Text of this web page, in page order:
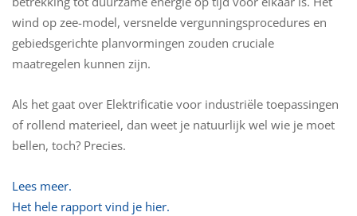
wind op zee-model, versnelde vergunningsprocedures en
gebiedsgerichte planvormingen zouden cruciale
maatregelen kunnen zijn.
Als het gaat over Elektrificatie voor industriële toepassingen
of rollend materieel, dan weet je natuurlijk wel wie je moet
bellen, toch? Precies.
Lees meer.
Het hele rapport vind je hier.